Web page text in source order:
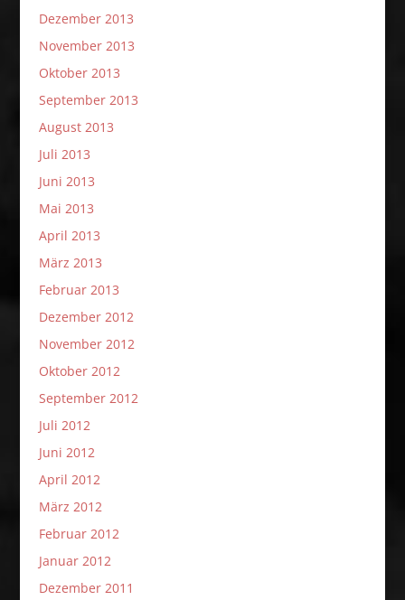
Dezember 2013
November 2013
Oktober 2013
September 2013
August 2013
Juli 2013
Juni 2013
Mai 2013
April 2013
März 2013
Februar 2013
Dezember 2012
November 2012
Oktober 2012
September 2012
Juli 2012
Juni 2012
April 2012
März 2012
Februar 2012
Januar 2012
Dezember 2011